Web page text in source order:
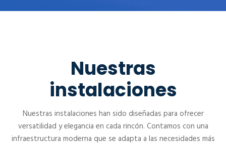
Nuestras
instalaciones
Nuestras instalaciones han sido diseñadas para ofrecer
versatilidad y elegancia en cada rincón. Contamos con una
infraestructura moderna que se adapta a las necesidades más